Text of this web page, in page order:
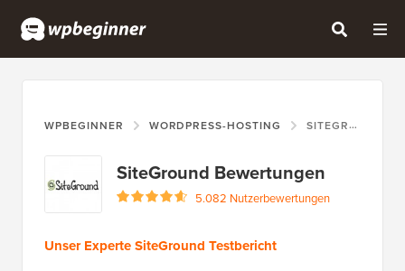
WPBEGINNER WORDPRESS-HOSTING SITEGROUND
SiteGround Bewertungen
5.082 Nutzerbewertungen
Unser Experte SiteGround Testbericht